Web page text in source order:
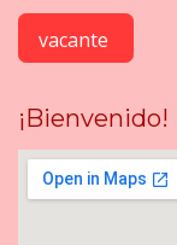
vacante
¡Bienvenido!